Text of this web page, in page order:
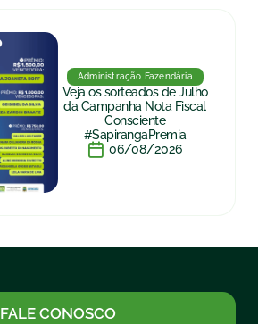
Administração Fazendária
Veja os sorteados de Julho
da Campanha Nota Fiscal
Consciente
#SapirangaPremia
06/08/2026
FALE CONOSCO